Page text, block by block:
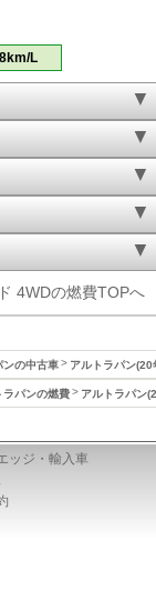
L
4WDの燃費TOPへ
ンの中古車 アルトラパン
ラパンの燃費 アルトラパン
ッジ・輸入車